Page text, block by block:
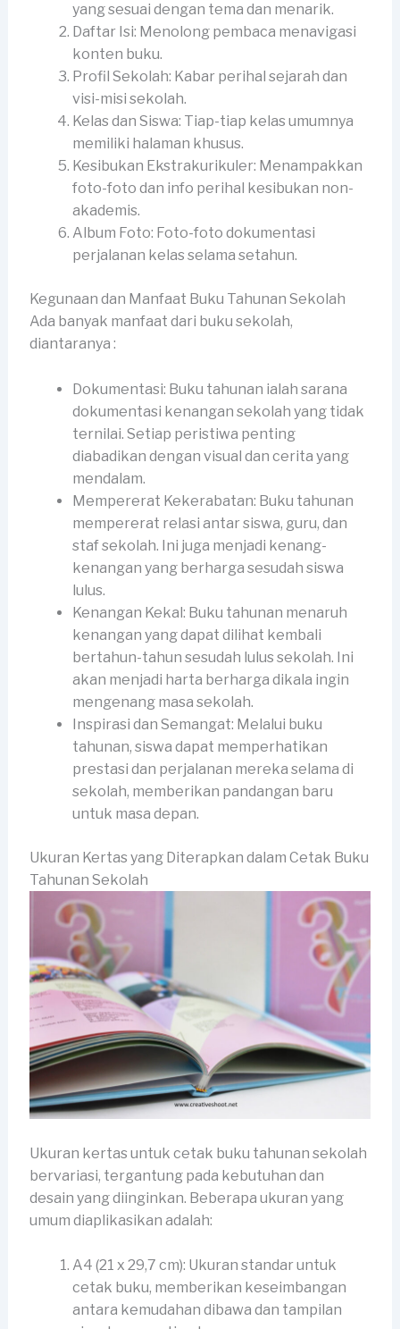
yang sesuai dengan tema dan menarik.
Daftar Isi: Menolong pembaca menavigasi
konten buku.
Profil Sekolah: Kabar perihal sejarah dan
visi-misi sekolah.
Kelas dan Siswa: Tiap-tiap kelas umumnya
memiliki halaman khusus.
Kesibukan Ekstrakurikuler: Menampakkan
foto-foto dan info perihal kesibukan non-
akademis.
Album Foto: Foto-foto dokumentasi
perjalanan kelas selama setahun.
Kegunaan dan Manfaat Buku Tahunan Sekolah
Ada banyak manfaat dari buku sekolah,
diantaranya :
Dokumentasi: Buku tahunan ialah sarana
dokumentasi kenangan sekolah yang tidak
ternilai. Setiap peristiwa penting
diabadikan dengan visual dan cerita yang
mendalam.
Mempererat Kekerabatan: Buku tahunan
mempererat relasi antar siswa, guru, dan
staf sekolah. Ini juga menjadi kenang-
kenangan yang berharga sesudah siswa
lulus.
Kenangan Kekal: Buku tahunan menaruh
kenangan yang dapat dilihat kembali
bertahun-tahun sesudah lulus sekolah. Ini
akan menjadi harta berharga dikala ingin
mengenang masa sekolah.
Inspirasi dan Semangat: Melalui buku
tahunan, siswa dapat memperhatikan
prestasi dan perjalanan mereka selama di
sekolah, memberikan pandangan baru
untuk masa depan.
Ukuran Kertas yang Diterapkan dalam Cetak Buku
Tahunan Sekolah
Ukuran kertas untuk cetak buku tahunan sekolah
bervariasi, tergantung pada kebutuhan dan
desain yang diinginkan. Beberapa ukuran yang
umum diaplikasikan adalah:
A4 (21 x 29,7 cm): Ukuran standar untuk
cetak buku, memberikan keseimbangan
antara kemudahan dibawa dan tampilan